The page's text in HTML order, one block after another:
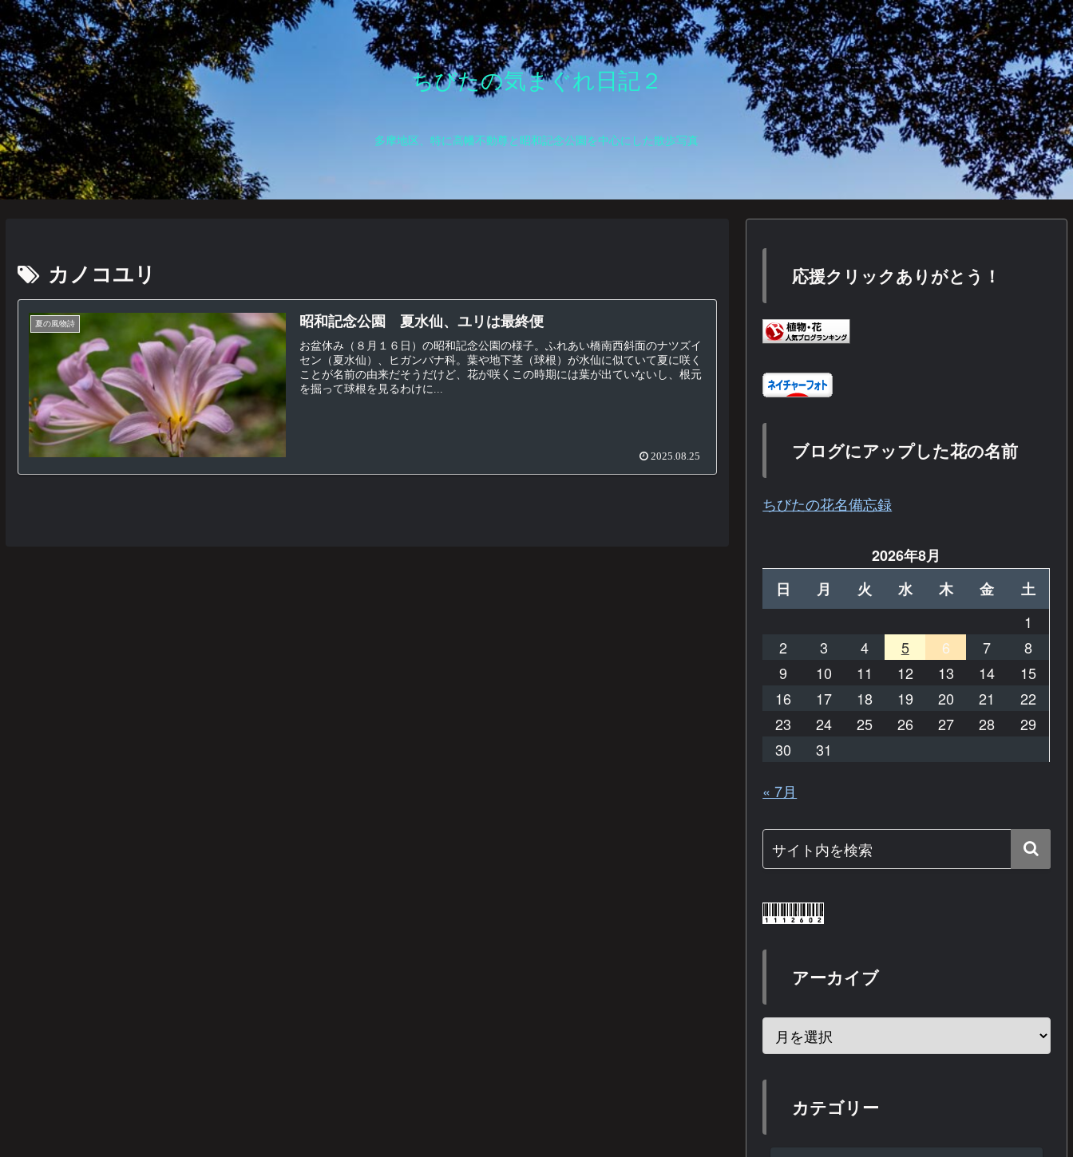
ちびたの気まぐれ日記２
多摩地区、特に高幡不動尊と昭和記念公園を中心にした散歩写真
カノコユリ
夏の風物詩 昭和記念公園 夏水仙、ユリは最終便
お盆休み（８月１６日）の昭和記念公園の様子。ふれあい橋南西斜面のナツズイ
セン（夏水仙）、ヒガンバナ科。葉や地下茎（球根）が水仙に似ていて夏に咲く
ことが名前の由来だそうだけど、花が咲くこの時期には葉が出ていないし、根元
を掘って球根を見るわけに...
2025.08.25
応援クリックありがとう！
ブログにアップした花の名前
ちびたの花名備忘録
2026年8月
日
月 火 水 木 金
土
1
2
3 4 5 6 7
8
9
10 11 12 13 14
15
16
17 18 19 20 21
22
23
24 25 26 27 28
29
30
31
« 7月
アーカイブ
カテゴリー